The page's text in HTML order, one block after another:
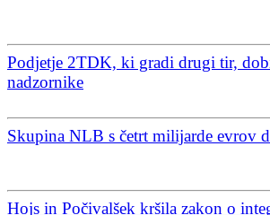
Podjetje 2TDK, ki gradi drugi tir,
nadzornike
Skupina NLB s četrt milijarde evrov
Hojs in Počivalšek kršila zakon o